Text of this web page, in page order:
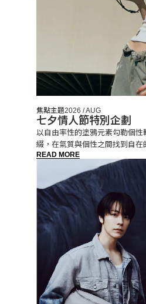
焦點主題2026 / AUG
七夕情人節特別企劃
以自由率性的塗鴉元素勾勒個
綴，在氣質與個性之間找到自在
READ MORE